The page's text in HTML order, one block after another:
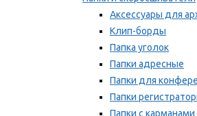
Аксессуары для
Клип-борды
Папка уголок
Папки адресные
Папки для
Папки
Папки с карманами